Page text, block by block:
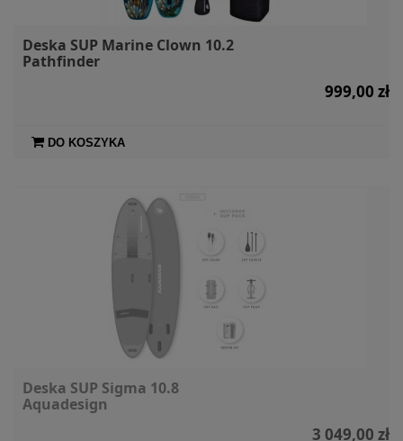
Deska SUP Marine Clown 10.2
Pathfinder
999,00 zł
DO KOSZYKA
Deska SUP Sigma 10.8
Aquadesign
3 049,00 zł